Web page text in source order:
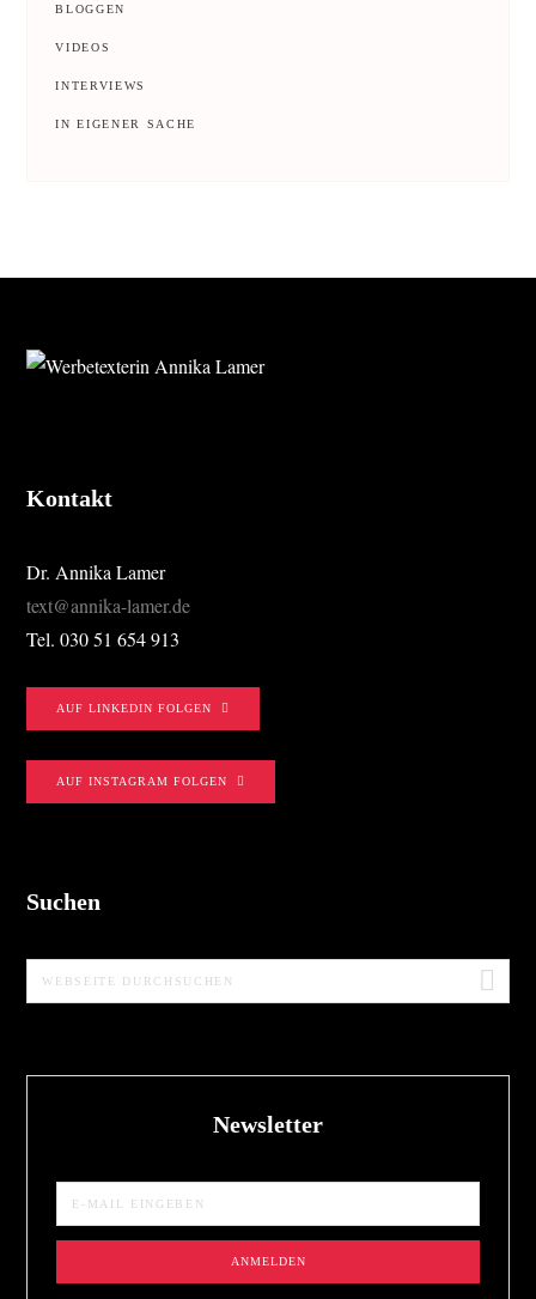
BLOGGEN
VIDEOS
INTERVIEWS
IN EIGENER SACHE
FOOTER
Kontakt
Dr. Annika Lamer
text@annika-lamer.de
Tel. 030 51 654 913
AUF LINKEDIN FOLGEN
AUF INSTAGRAM FOLGEN
Suchen
Webseite
durchsuchen
Newsletter